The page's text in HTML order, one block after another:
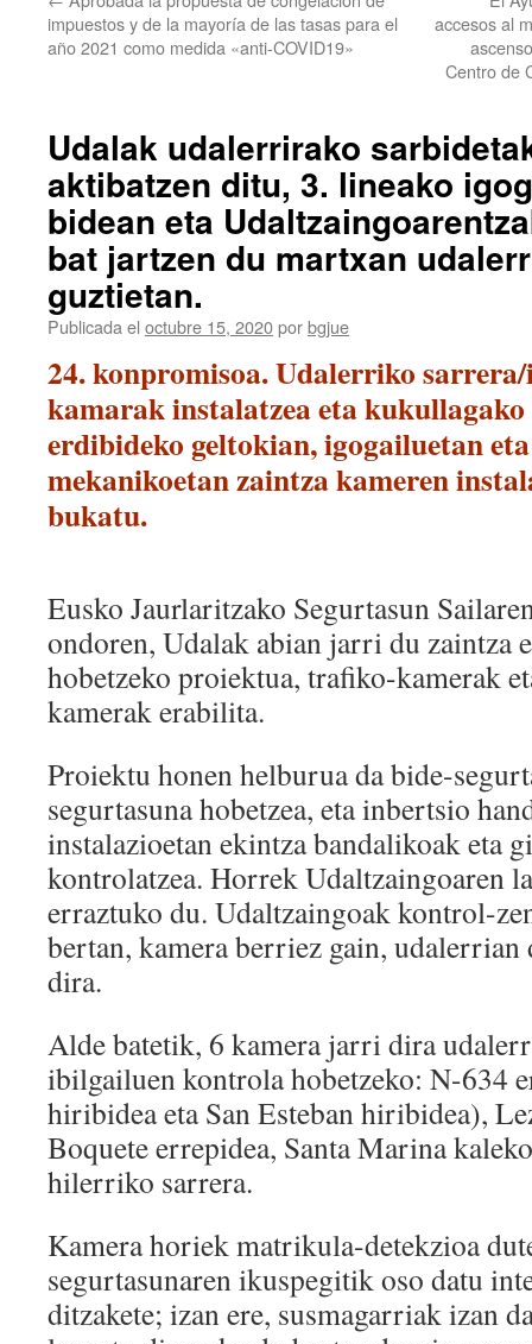
impuestos y de la mayoría de las tasas para el
año 2021 como medida «anti-COVID19»
accesos al
Centro de
Udalak udalerrirako
aktibatzen ditu, 3. lineako
bidean eta
bat jartzen du martxan
guztietan.
Publicada el octubre 15, 2020porbgjue
24. konpromisoa. Udalerriko
kamarak instalatzea eta
erdibideko geltokian, igogailuetan
mekanikoetan zaintza kameren
bukatu.
Eusko Jaurlaritzako Segurtasun
ondoren, Udalak abian jarri du zaintza
hobetzeko proiektua, trafiko-kamerak
kamerak erabilita.
Proiektu honen helburua da bide-
segurtasuna hobetzea, eta inbertsio
instalazioetan ekintza bandalikoak eta
kontrolatzea. Horrek Udaltzaingoaren
erraztuko du. Udaltzaingoak kontrol-
bertan, kamera berriez gain, udalerrian
dira.
Alde batetik, 6 kamera jarri dira
ibilgailuen kontrola hobetzeko: N-634
hiribidea eta San Esteban hiribidea),
Boquete errepidea, Santa Marina
hilerriko sarrera.
Kamera horiek matrikula-detekzioa
segurtasunaren ikuspegitik oso datu
ditzakete; izan ere, susmagarriak izan